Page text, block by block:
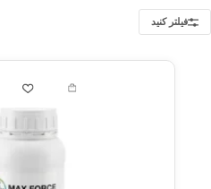
فیلتر کنید